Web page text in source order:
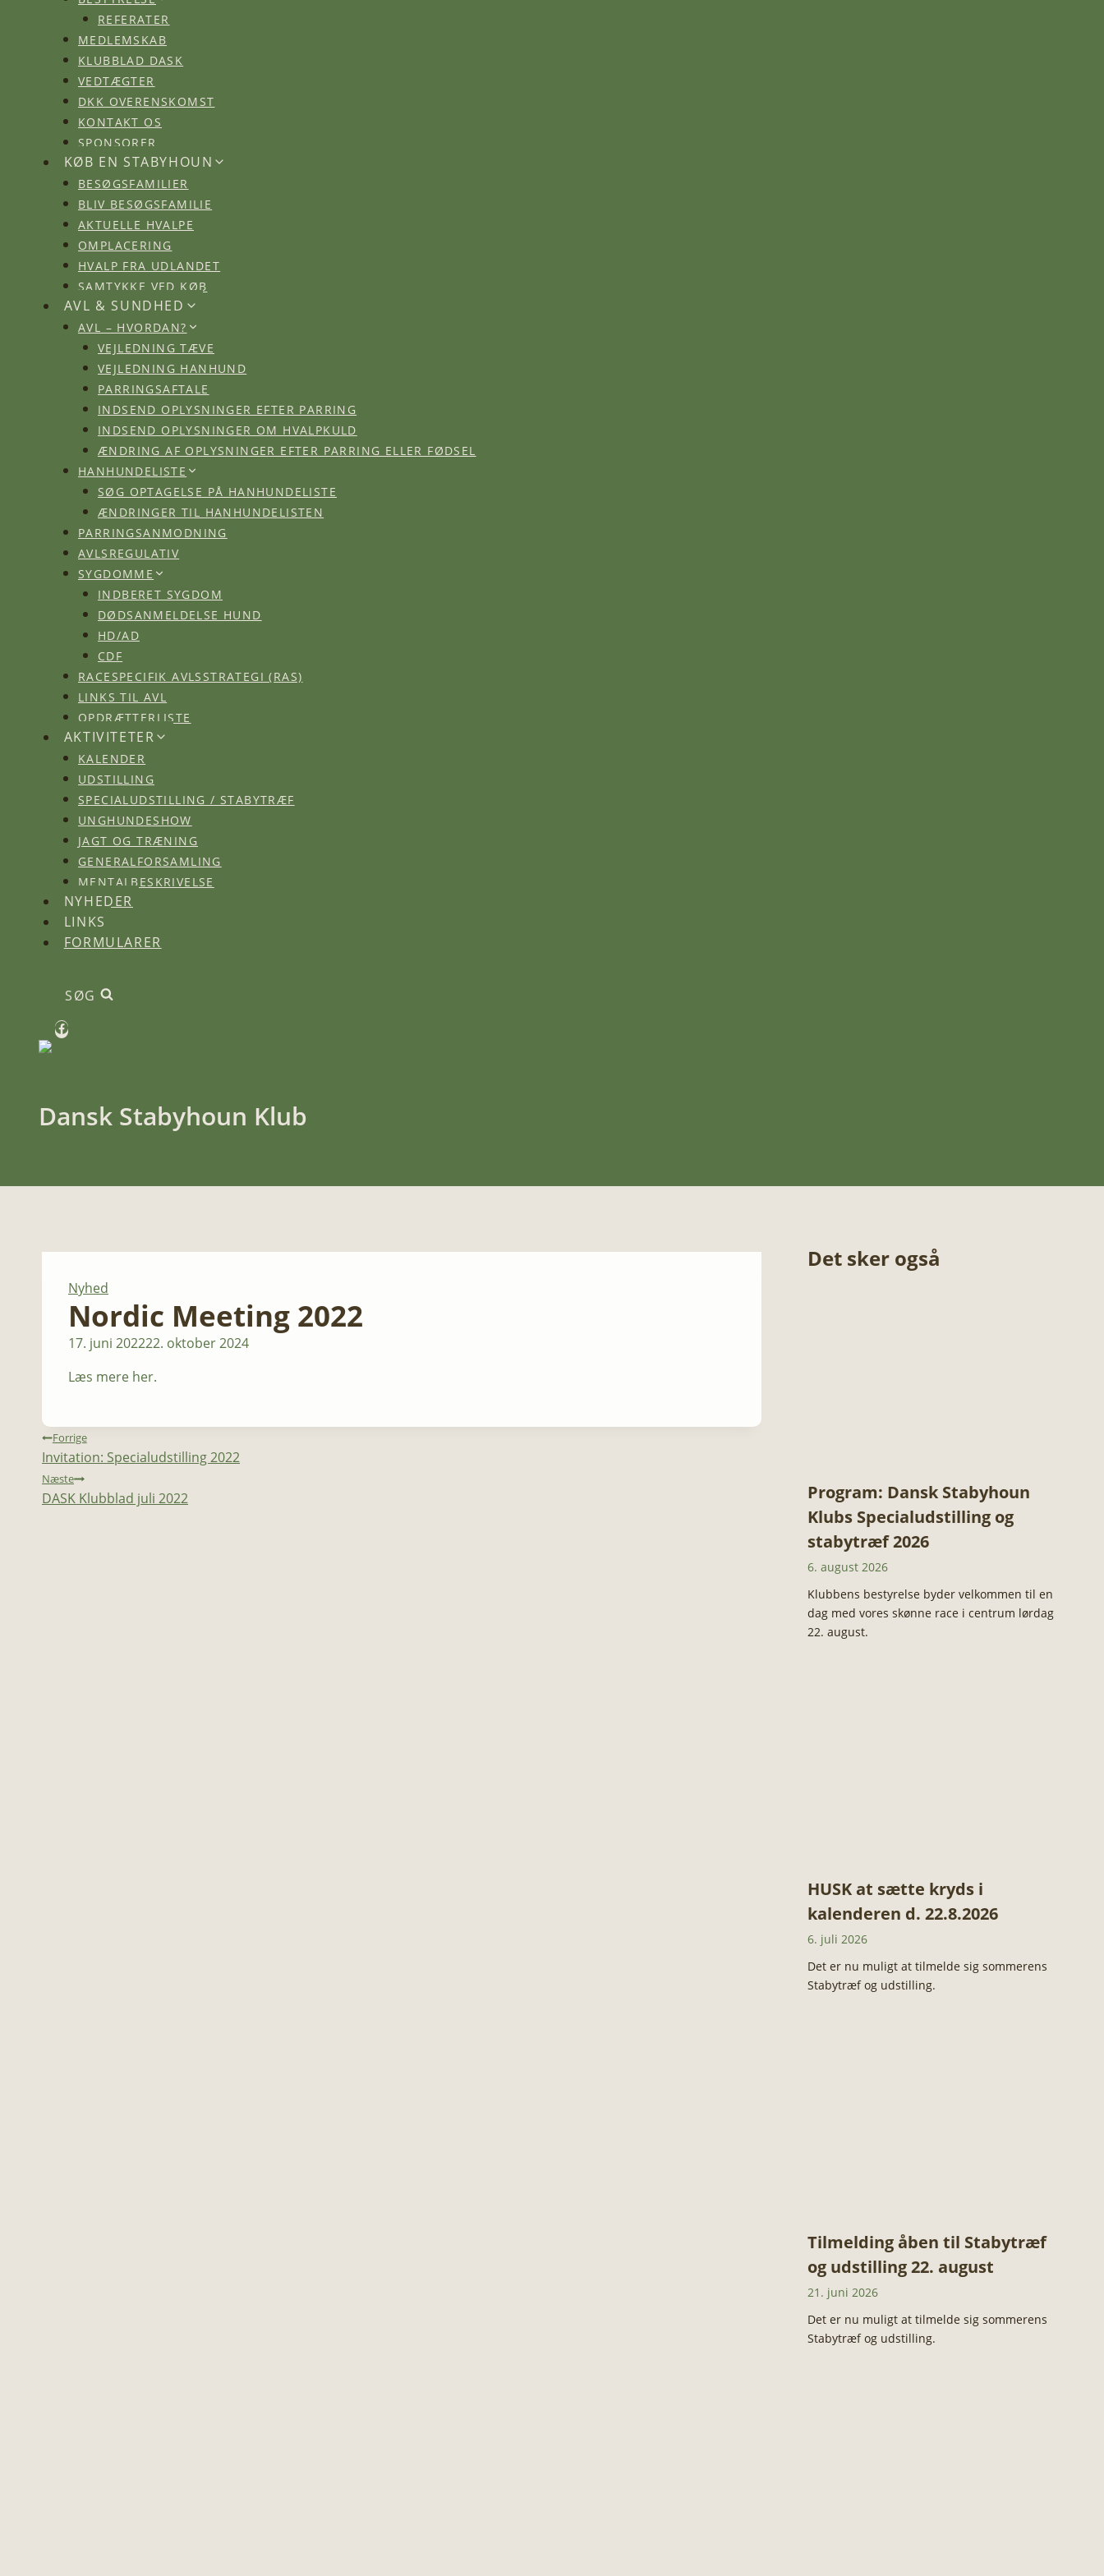
REFERATER
MEDLEMSKAB
KLUBBLAD DASK
VEDTÆGTER
DKK OVERENSKOMST
KONTAKT OS
SPONSORER
KØB EN STABYHOUN
BESØGSFAMILIER
BLIV BESØGSFAMILIE
AKTUELLE HVALPE
OMPLACERING
HVALP FRA UDLANDET
SAMTYKKE VED KØB
AVL & SUNDHED
AVL – HVORDAN?
VEJLEDNING TÆVE
VEJLEDNING HANHUND
PARRINGSAFTALE
INDSEND OPLYSNINGER EFTER PARRING
INDSEND OPLYSNINGER OM HVALPKULD
ÆNDRING AF OPLYSNINGER EFTER PARRING ELLER FØDSEL
HANHUNDELISTE
SØG OPTAGELSE PÅ HANHUNDELISTE
ÆNDRINGER TIL HANHUNDELISTEN
PARRINGSANMODNING
AVLSREGULATIV
SYGDOMME
INDBERET SYGDOM
DØDSANMELDELSE HUND
HD/AD
CDF
RACESPECIFIK AVLSSTRATEGI (RAS)
LINKS TIL AVL
OPDRÆTTERLISTE
AKTIVITETER
KALENDER
UDSTILLING
SPECIALUDSTILLING / STABYTRÆF
UNGHUNDESHOW
JAGT OG TRÆNING
GENERALFORSAMLING
MENTALBESKRIVELSE
NYHEDER
LINKS
FORMULARER
SØG
Dansk Stabyhoun Klub
Nyhed
Nordic Meeting 2022
17. juni 202222. oktober 2024
Læs mere her.
Indlægsnavigation
Forrige
Invitation: Specialudstilling 2022
Næste
​DASK Klubblad juli 2022
Det sker også
Program: Dansk Stabyhoun
Klubs Specialudstilling og
stabytræf 2026
6. august 2026
Klubbens bestyrelse byder velkommen til en
dag med vores skønne race i centrum lørdag
22. august.
HUSK at sætte kryds i
kalenderen d. 22.8.2026
6. juli 2026
Det er nu muligt at tilmelde sig sommerens
Stabytræf og udstilling.
Tilmelding åben til Stabytræf
og udstilling 22. august
21. juni 2026
Det er nu muligt at tilmelde sig sommerens
Stabytræf og udstilling.